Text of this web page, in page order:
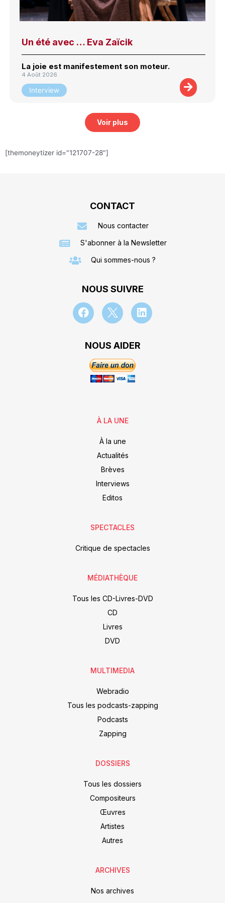
Un été avec … Eva Zaïcik
La joie est manifestement son moteur.
4 Août 2026
Interview
Voir plus
[themoneytizer id="121707-28"]
CONTACT
Nous contacter
S'abonner à la Newsletter
Qui sommes-nous ?
NOUS SUIVRE
NOUS AIDER
À LA UNE
À la une
Actualités
Brèves
Interviews
Editos
SPECTACLES
Critique de spectacles
MÉDIATHÈQUE
Tous les CD-Livres-DVD
CD
Livres
DVD
MULTIMEDIA
Webradio
Tous les podcasts-zapping
Podcasts
Zapping
DOSSIERS
Tous les dossiers
Compositeurs
Œuvres
Artistes
Autres
ARCHIVES
Nos archives